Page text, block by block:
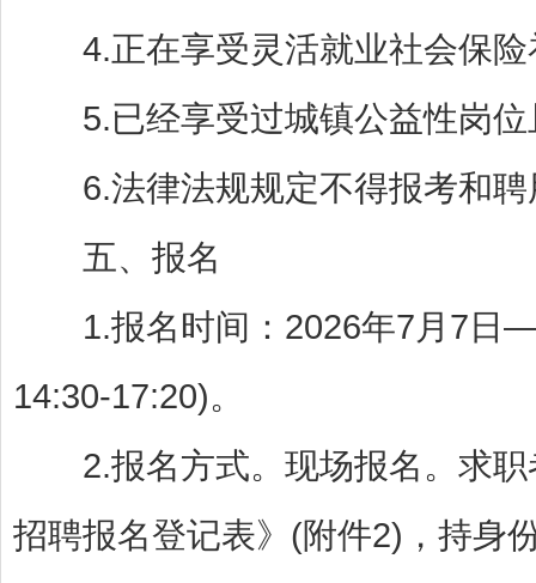
4.正在享受灵活就业社会保险
5.已经享受过城镇公益性岗位
6.法律法规规定不得报考和聘
五、报名
1.报名时间：2026年7月7日
14:30-17:20)。
2.报名方式。现场报名。求职
招聘报名登记表》(附件2)，持身